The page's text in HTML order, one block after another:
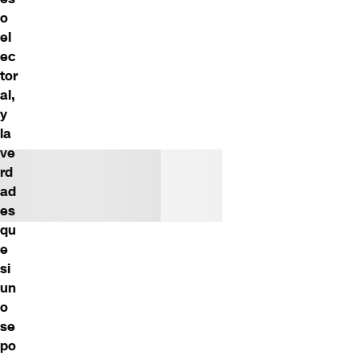
o
el
ec
tor
al,
y
la
ve
rd
ad
es
qu
e
si
un
o
se
po